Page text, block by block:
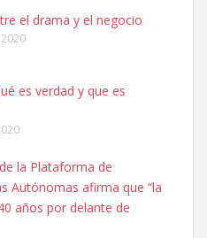
asustada tiene miedo a la
el drama y el negocio
es verdad y que es
la Plataforma de
Autónomas afirma que “la
años por delante de